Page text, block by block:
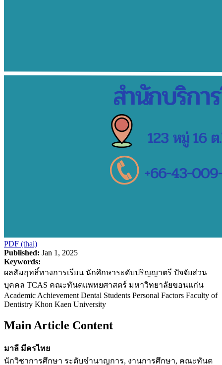
PDF (thai)
Published: Jan 1, 2025
Keywords:
ผลสัมฤทธิ์ทางการเรียน นักศึกษาระดับปริญญาตรี ปัจจัยส่วน
บุคคล TCAS คณะทันตแพทยศาสตร์ มหาวิทยาลัยขอนแก่น
Academic Achievement Dental Students Personal Factors Faculty of
Dentistry Khon Kaen University
Main Article Content
มาลี มีครไทย
นักวิชาการศึกษา ระดับชำนาญการ, งานการศึกษา, คณะทันต